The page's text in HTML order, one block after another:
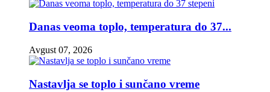
Danas veoma toplo, temperatura do 37...
Avgust 07, 2026
Nastavlja se toplo i sunčano vreme